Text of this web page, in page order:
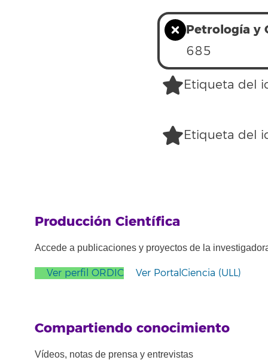
Petrología y
685
Etiqueta del
Etiqueta del
Producción Científica
Accede a publicaciones y proyectos de la
Ver perfil ORDIC Ver PortalCiencia (ULL)
Compartiendo conocimiento
Vídeos, notas de prensa y entrevistas